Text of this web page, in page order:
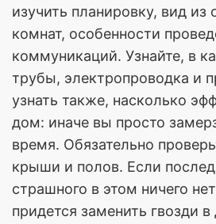
изучить планировку, вид из
комнат, особенности
коммуникаций. Узнайте, в
трубы, электропроводка и
узнать также, насколько
дом: иначе вы просто
время. Обязательно
крыши и полов. Если
страшного в этом ничего
придется заменить гвозди в